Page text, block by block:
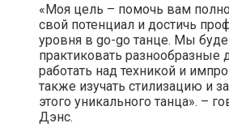
«Моя цель – помочь вам
свой потенциал и достичь
уровня в go-go танце. Мы
практиковать разнообразные
работать над техникой и
также изучать стилизацию и
этого уникального танца». –
Дэнс.